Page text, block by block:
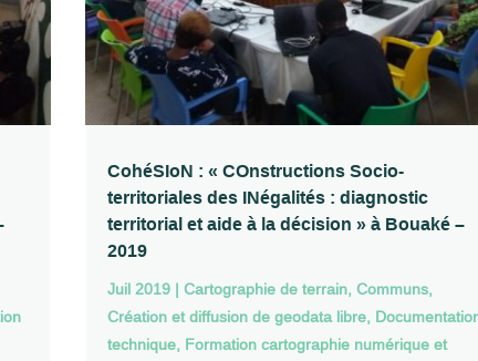
CohéSIoN : « COnstructions Socio-
territoriales des INégalités : diagnostic
territorial et aide à la décision » à Bouaké –
2019
Juil 2019| Cartographie de terrain, Communs,
Création et diffusion de geodata libre,
technique, Formation cartographie numérique et